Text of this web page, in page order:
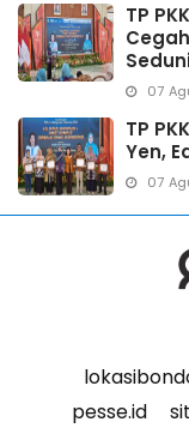
TP
07
TP
Yen,
07
pesse.id